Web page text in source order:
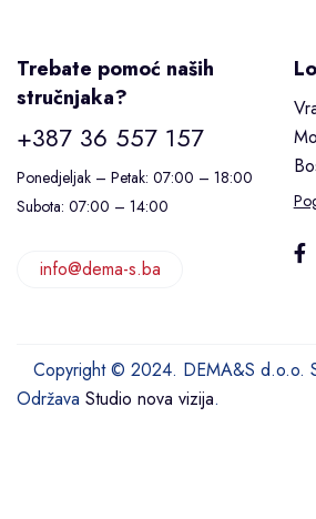
Trebate pomoć naših
stručnjaka?
+387 36 557 157
Ponedjeljak – Petak: 07:00 – 18:00
Subota: 07:00 – 14:00
info@dema-s.ba
Copyright © 2024. DEMA&S d.o.o.
Održava Studio nova vizija.